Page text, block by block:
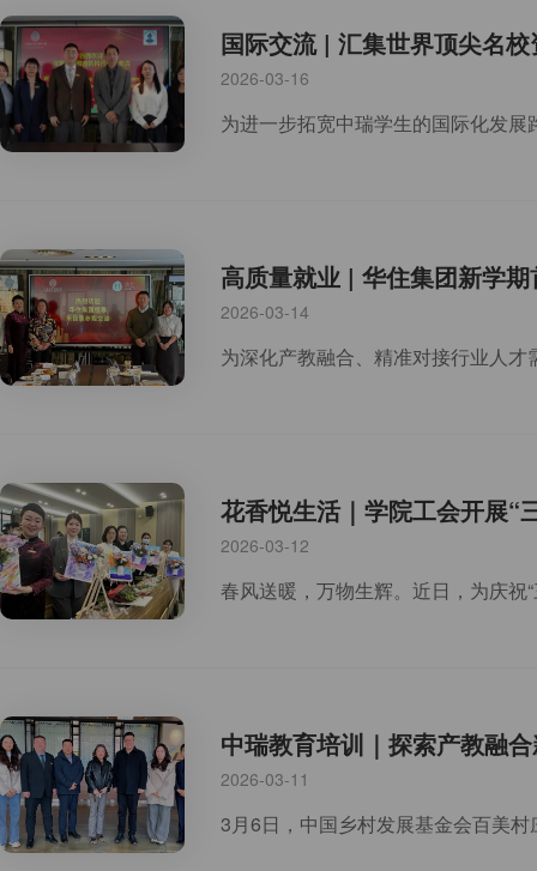
国际交流 | 汇集世界顶尖名
2026-03-16
高质量就业 | 华住集团新学
2026-03-14
花香悦生活｜学院工会开展“
2026-03-12
中瑞教育培训｜探索产教融
2026-03-11